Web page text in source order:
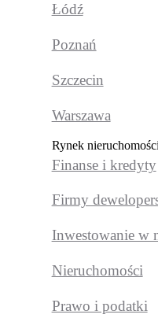
Łódź
Poznań
Szczecin
Warszawa
Rynek nieruchomości
Finanse i kredyty
Firmy
Inwestowanie w
Nieruchomości
Prawo i podatki